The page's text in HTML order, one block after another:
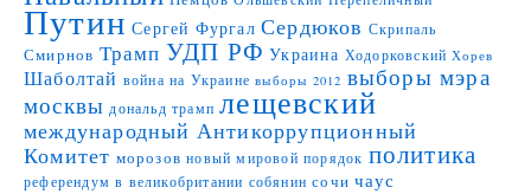
Путин Сергей Фургал Сердюков Скрипаль
Смирнов Трамп УДП РФ Украина Ходорковский Хорев
Шаболтай война на Украине выборы 2012 выборы мэра
москвы дональд трамп лещевский
международный Антикоррупционный
Комитет морозов новый мировой порядок политика
референдум в великобритании собянин сочи чаус